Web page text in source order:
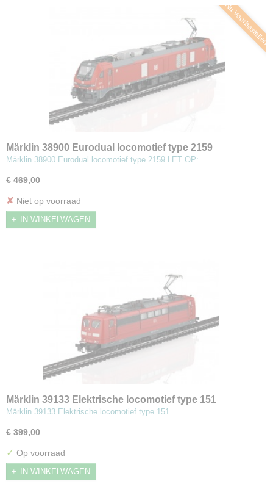
Nu Voorbestellen
Märklin 38900 Eurodual locomotief type 2159
Märklin 38900 Eurodual locomotief type 2159 LET OP:…
€ 469,00
✘ Niet op voorraad
IN WINKELWAGEN
Märklin 39133 Elektrische locomotief type 151
Märklin 39133 Elektrische locomotief type 151…
€ 399,00
✓ Op voorraad
IN WINKELWAGEN